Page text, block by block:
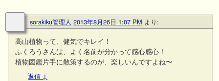
sorakiku管理人 2013年8月26日 1:07 PM より:
高山植物って、健気でキレイ！
ふくろうさんは、よく名前が分かって感心感心！
植物図鑑片手に散策するのが、楽しいんですよね〜
返信 ↓